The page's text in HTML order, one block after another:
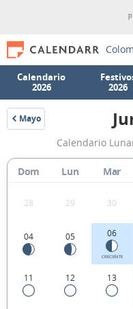
Calendario
2026
2026
Mayo
2079
Calendario
Dom Lun Mar
28 29 30
04 05 06
CRECIENTE
11 12 13